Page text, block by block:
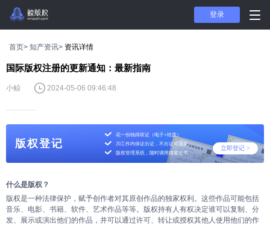
登录
首页> 知产资讯> 资讯详情
国际版权注册的更新通知：最新指南
小鲸 2024-05-06 09:46:48
版权登记
理之旅
花一份钱得双证（电子+纸质）
20工作内保证出证，不出证可退款
版权管理系统，随时调用搜索证书
立即登记 >
什么是版权？
版权是一种法律保护，赋予创作者对其原创作品的独家权利。这些作品可能包括
音乐、电影、书籍、软件、艺术作品等等。版权持有人有权决定谁可以复制、分
发、展示或演出他们的作品，并可以通过许可、转让或授权其他人使用他们的作